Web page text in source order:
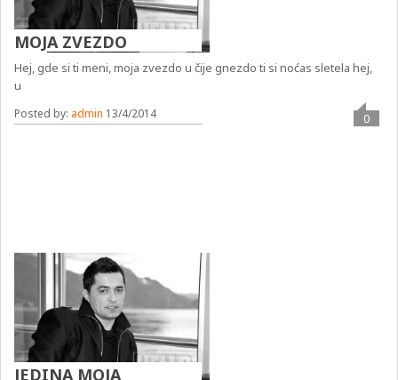
MOJA ZVEZDO
Hej, gde si ti meni, moja zvezdo u čije gnezdo ti si noćas sletela hej,
u
Posted by: admin 13/4/2014 0
JEDINA MOJA